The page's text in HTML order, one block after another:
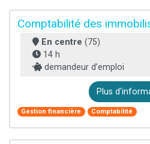
Comptabilité des
En centre (75)
14 h
demandeur d’emploi
Plus
Gestion financière Comptabilité